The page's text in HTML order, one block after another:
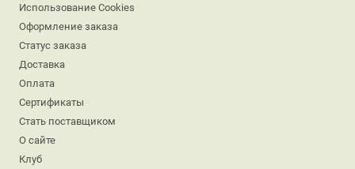
Использование Cookies
Оформление заказа
Статус заказа
Доставка
Оплата
Сертификаты
Стать поставщиком
О сайте
Клуб